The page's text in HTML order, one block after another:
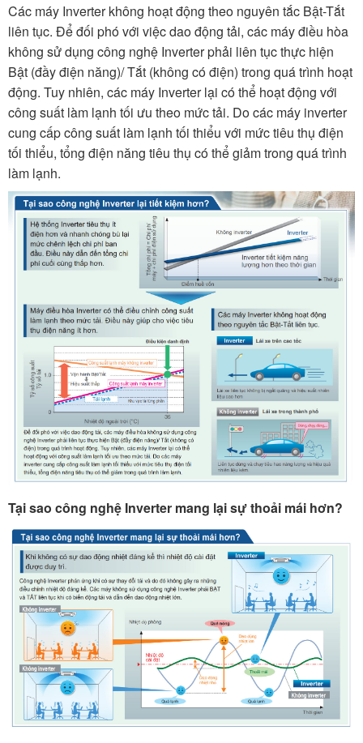
Các máy Inverter không hoạt động theo nguyên tắc Bật-Tắt
liên tục. Để đối phó với việc dao động tải, các máy điều hòa
không sử dụng công nghệ Inverter phải liên tục thực hiện
Bật (đầy điện năng)/ Tắt (không có điện) trong quá trình hoạt
động. Tuy nhiên, các máy Inverter lại có thể hoạt động với
công suất làm lạnh tối ưu theo mức tải. Do các máy inverter
cung cấp công suất làm lạnh tối thiểu với mức tiêu thụ điện
tối thiểu, tổng điện năng tiêu thụ có thể giảm trong quá trình
làm lạnh.
Tại sao công nghệ Inverter mang lại sự thoải mái hơn?